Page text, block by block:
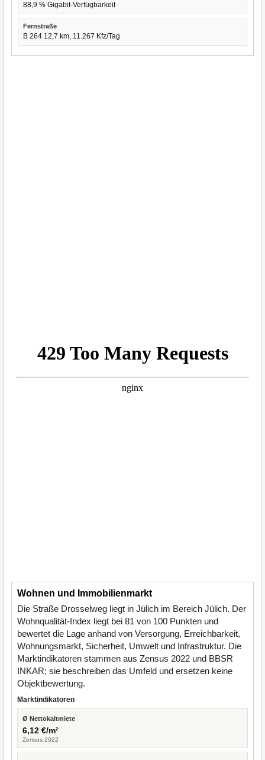
88,9 % Gigabit-Verfügbarkeit
Fernstraße
B 264 12,7 km, 11.267 Kfz/Tag
Wohnen und Immobilienmarkt
Die Straße Drosselweg liegt in Jülich im Bereich Jülich. Der
Wohnqualität-Index liegt bei 81 von 100 Punkten und
bewertet die Lage anhand von Versorgung, Erreichbarkeit,
Wohnungsmarkt, Sicherheit, Umwelt und Infrastruktur. Die
Marktindikatoren stammen aus Zensus 2022 und BBSR
INKAR; sie beschreiben das Umfeld und ersetzen keine
Objektbewertung.
Marktindikatoren
Ø Nettokaltmiete
6,12 €/m²
Zensus 2022